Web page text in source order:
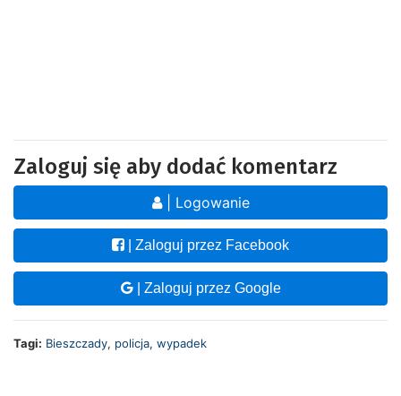
Zaloguj się aby dodać komentarz
| Logowanie
| Zaloguj przez Facebook
| Zaloguj przez Google
Tagi: Bieszczady, policja, wypadek